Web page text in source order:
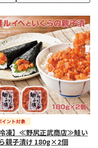
冷凍】≪野尻正武商店≫鮭い
親子漬け 180g×2個